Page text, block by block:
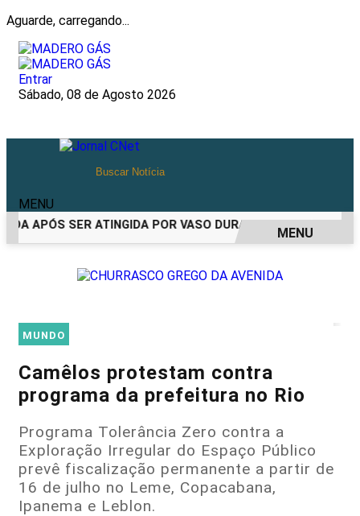
Aguarde, carregando...
Entrar
Sábado, 08 de Agosto 2026
MENU
APÓS SER ATINGIDA POR VASO DURANTE BRIGA FAMILIAR
EM ALTA
MENU
MUNDO
Camêlos protestam contra
programa da prefeitura no Rio
Programa Tolerância Zero contra a
Exploração Irregular do Espaço Público
prevê fiscalização permanente a partir de
16 de julho no Leme, Copacabana,
Ipanema e Leblon.